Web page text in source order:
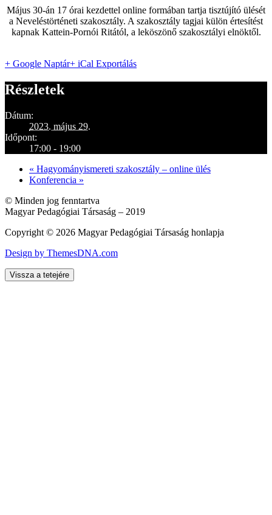
Május 30-án 17 órai kezdettel online formában tartja tisztújító ülését
a Neveléstörténeti szakosztály. A szakosztály tagjai külön értesítést
kapnak Kattein-Pornói Ritától, a leköszönő szakosztályi elnöktől.
+ Google Naptár+ iCal Exportálás
Részletek
Dátum:
2023. május 29.
Időpont:
17:00 - 19:00
« Hagyományismereti szakosztály – online ülés
Konferencia »
© Minden jog fenntartva
Magyar Pedagógiai Társaság – 2019
Copyright © 2026 Magyar Pedagógiai Társaság honlapja
Design by ThemesDNA.com
Vissza a tetejére